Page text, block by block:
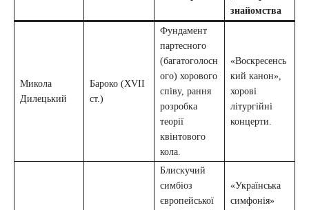
знайомства
Микола
Дилецький
Бароко (XVII
ст.)
Фундамент
партесного
(багатоголосн
ого) хорового
співу, рання
розробка
теорії
квінтового
кола.
«Воскресенсь
кий канон»,
хорові
літургійні
концерти.
Блискучий
симбіоз
європейської
«Українська
симфонія»